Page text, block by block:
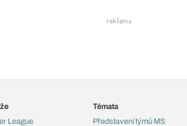
League
Témata
Představení týmů MS